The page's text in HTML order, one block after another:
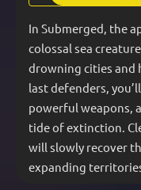
In Submerged, the
colossal sea
drowning cities and
last defenders,
powerful weapons,
tide of extinction.
will slowly recover
expanding